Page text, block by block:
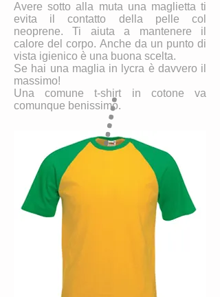
Avere sotto alla muta una maglietta ti
evita il contatto della pelle col
neoprene. Ti aiuta a mantenere il
calore del corpo. Anche da un punto di
vista igienico è una buona scelta.
Se hai una maglia in lycra è davvero il
massimo!
Una comune t-shirt in cotone va
comunque benissimo.